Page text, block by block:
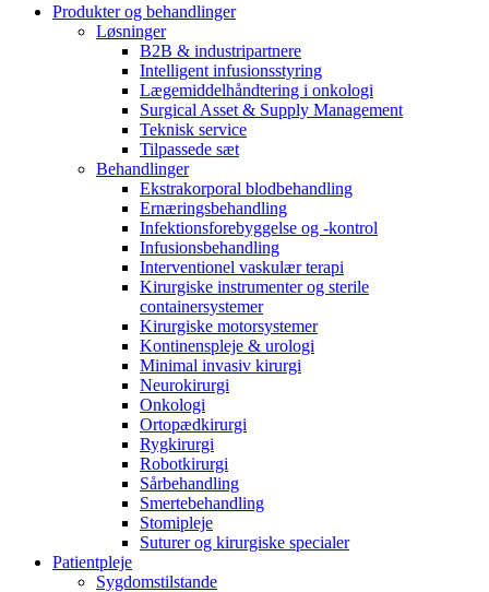
Produkter og behandlinger
Løsninger
B2B & industripartnere
Intelligent infusionsstyring
Lægemiddelhåndtering i onkologi
Surgical Asset & Supply Management
Teknisk service
Tilpassede sæt
Behandlinger
Ekstrakorporal blodbehandling
Ernæringsbehandling
Infektionsforebyggelse og -kontrol
Infusionsbehandling
Interventionel vaskulær terapi
Kirurgiske instrumenter og sterile
containersystemer
Kirurgiske motorsystemer
Kontinenspleje & urologi
Minimal invasiv kirurgi
Neurokirurgi
Onkologi
Ortopædkirurgi
Rygkirurgi
Robotkirurgi
Sårbehandling
Smertebehandling
Stomipleje
Suturer og kirurgiske specialer
Patientpleje
Sygdomstilstande